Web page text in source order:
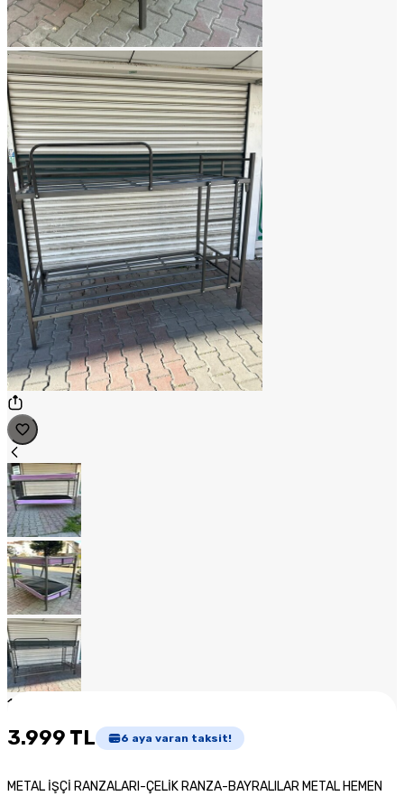
1
3.999 TL 6 aya varan taksit!
METAL İŞÇİ RANZALARI-ÇELİK RANZA-BAYRALILAR METAL HEMEN